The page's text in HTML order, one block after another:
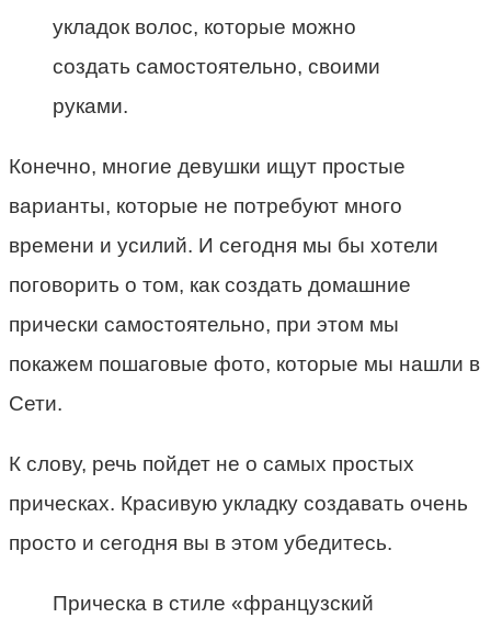
укладок волос, которые можно
создать самостоятельно, своими
руками.
Конечно, многие девушки ищут простые
варианты, которые не потребуют много
времени и усилий. И сегодня мы бы хотели
поговорить о том, как создать домашние
прически самостоятельно, при этом мы
покажем пошаговые фото, которые мы нашли в
Сети.
К слову, речь пойдет не о самых простых
прическах. Красивую укладку создавать очень
просто и сегодня вы в этом убедитесь.
Прическа в стиле «французский